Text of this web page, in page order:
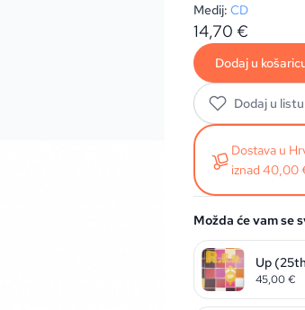
Medij: CD
14,70 €
Dodaj u
Dodaj u
Dostava u
iznad 40,00
Možda će vam se
Up
45,00€